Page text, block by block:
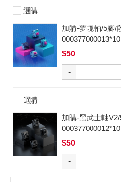
選購
加購-夢境軸/5腳/
000377000013*10
$50
-
選購
加購-黑武士軸
000377000012*10
$50
-